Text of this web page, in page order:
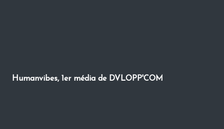
Humanvibes, 1er média de DVLOPP'COM